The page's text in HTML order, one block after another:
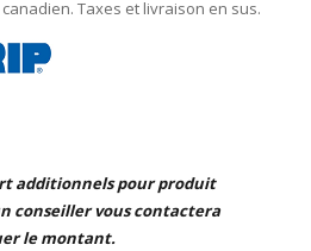
Taxes et livraison en sus.
additionnels pour produit
conseiller vous contactera
le montant.